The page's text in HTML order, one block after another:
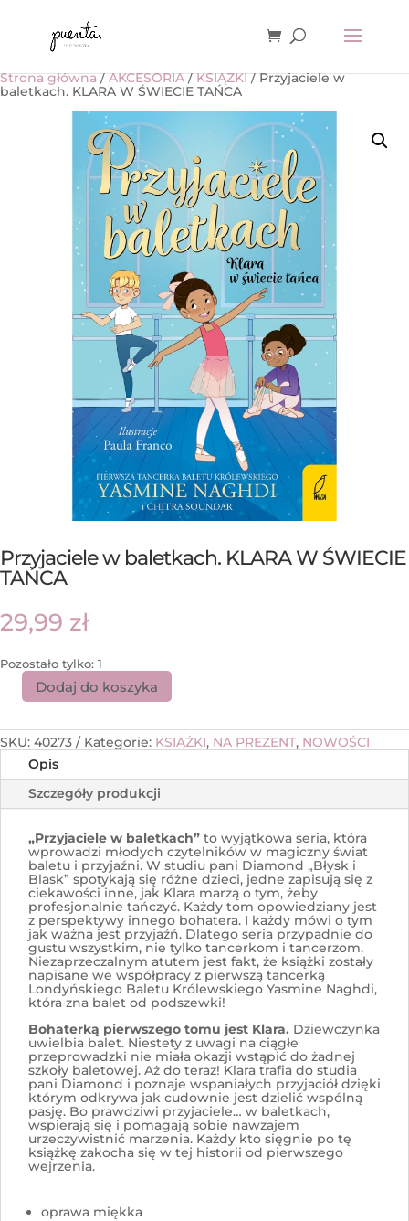
Strona główna/AKCESORIA/KSIĄŻKI/ Przyjaciele w
baletkach. KLARA W ŚWIECIE TAŃCA
Przyjaciele w baletkach. KLARA W ŚWIECIE
TAŃCA
29,99 zł
Pozostało tylko: 1
Dodaj do koszyka
SKU: 40273 Kategorie: KSIĄŻKI, NA PREZENT, NOWOŚCI
Opis
Szczegóły produkcji
„Przyjaciele w baletkach” to wyjątkowa seria, która
wprowadzi młodych czytelników w magiczny świat
baletu i przyjaźni. W studiu pani Diamond „Błysk i
Blask” spotykają się różne dzieci, jedne zapisują się z
ciekawości inne, jak Klara marzą o tym, żeby
profesjonalnie tańczyć. Każdy tom opowiedziany jest
z perspektywy innego bohatera. I każdy mówi o tym
jak ważna jest przyjaźń. Dlatego seria przypadnie do
gustu wszystkim, nie tylko tancerkom i tancerzom.
Niezaprzeczalnym atutem jest fakt, że książki zostały
napisane we współpracy z pierwszą tancerką
Londyńskiego Baletu Królewskiego Yasmine Naghdi,
która zna balet od podszewki!
Bohaterką pierwszego tomu jest Klara. Dziewczynka
uwielbia balet. Niestety z uwagi na ciągłe
przeprowadzki nie miała okazji wstąpić do żadnej
szkoły baletowej. Aż do teraz! Klara trafia do studia
pani Diamond i poznaje wspaniałych przyjaciół dzięki
którym odkrywa jak cudownie jest dzielić wspólną
pasję. Bo prawdziwi przyjaciele… w baletkach,
wspierają się i pomagają sobie nawzajem
urzeczywistnić marzenia. Każdy kto sięgnie po tę
książkę zakocha się w tej historii od pierwszego
wejrzenia.
oprawa miękka